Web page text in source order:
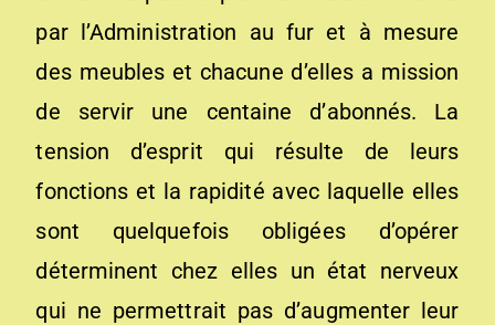
par l’Administration au fur et à mesure
des meubles et chacune d’elles a mission
de servir une centaine d’abonnés. La
tension d’esprit qui résulte de leurs
fonctions et la rapidité avec laquelle elles
sont quelquefois obligées d’opérer
déterminent chez elles un état nerveux
qui ne permettrait pas d’augmenter leur